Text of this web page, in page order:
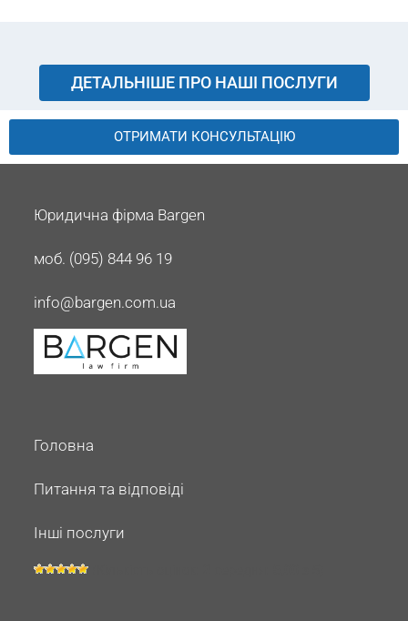
ДЕТАЛЬНІШЕ ПРО НАШІ ПОСЛУГИ
ОТРИМАТИ КОНСУЛЬТАЦІЮ
Юридична фірма Bargen
моб. (095) 844 96 19
info@bargen.com.ua
Головна
Питання та відповіді
Інші послуги